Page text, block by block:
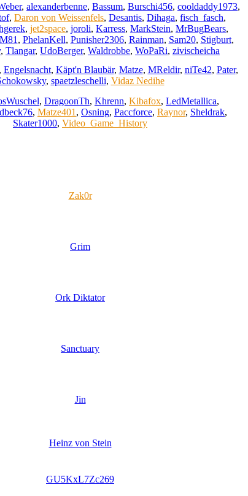
, alexanderbenne, Bassum, Burschi456, cooldaddy1973,
, Daron von Weissenfels, Desantis, Dihaga, fisch_fasch,
, jet2space, joroli, Karress, MarkStein, MrBugBears,
, PhelanKell, Punisher2306, Rainman, Sam20, Stigburt,
, Tlangar, UdoBerger, Waldrobbe, WoPaRi, zivischeicha
Engelsnacht, Käpt'n Blaubär, Matze, MReldir, niTe42, Pater,
, spaetzleschelli, Vidaz Nedihe
, DragoonTh, Khrenn, Kibafox, LedMetallica,
, Matze401 , Osning, Paccforce, Raynor, Sheldrak,
Skater1000, Video_Game_History
Zak0r
Grim
Ork Diktator
Sanctuary
Jin
Heinz von Stein
GU5KxL7Zc269